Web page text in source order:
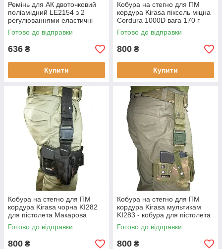
Ремінь для АК двоточковий
поліамідний LE2154 з 2
регулюваннями еластичні
вставки койот 4 см 135 г
новий поліамід
Готово до відправки
636 ₴
Купити
Кобура на стегно для ПМ
кордура Kirasa піксель міцна
Cordura 1000D вага 170 г
зручна для самозахисту
новий матеріал
Готово до відправки
800 ₴
Купити
Кобура на стегно для ПМ
кордура Kirasa чорна KI282
для пістолета Макарова
матеріал Cordura 1000D вага
170 г регульована кріплення
Готово до відправки
800 ₴
Кобура на стегно для ПМ
кордура Kirasa мультикам
KI283 - кобура для пістолета
Макарова з Cordura 1000D
регульована з фастексами
Готово до відправки
800 ₴